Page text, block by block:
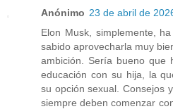
Anónimo 23 de abril de
Elon Musk, simplemente,
sabido aprovecharla muy
ambición. Sería bueno que
educación con su hija, la
su opción sexual. Consejos
siempre deben comenzar